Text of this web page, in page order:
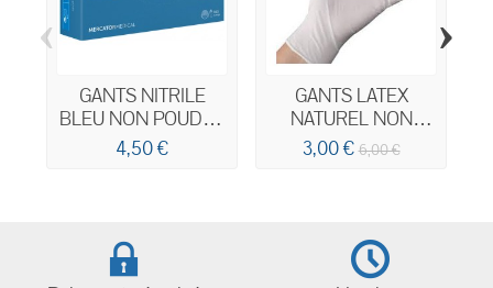
GANTS NITRILE
BLEU NON POUDRE
BOITE DE 100
4,50 €
GANTS LATEX
NATUREL NON
POUDRE BOITE DE
3,00 €6,00 €
‹ ›